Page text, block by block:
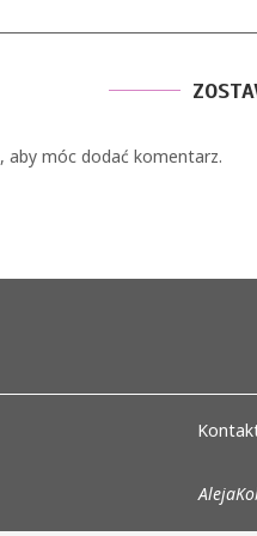
, aby móc dodać komentarz.